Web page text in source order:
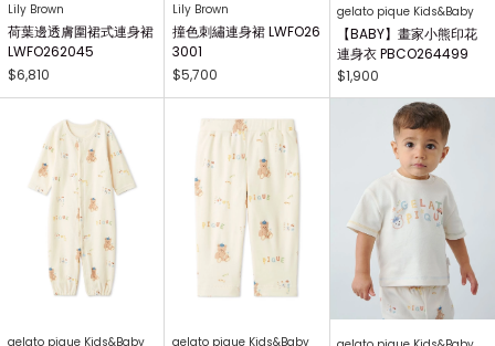
Lily Brown
荷葉邊透膚圍裙式連身裙
LWFO262045
$6,810
Lily Brown
撞色刺繡連身裙 LWFO26
3001
$5,700
gelato pique Kids&Baby
【BABY】畫家小熊印花
連身衣 PBCO264499
$1,900
gelato pique Kids&Baby gelato pique Kids&Baby